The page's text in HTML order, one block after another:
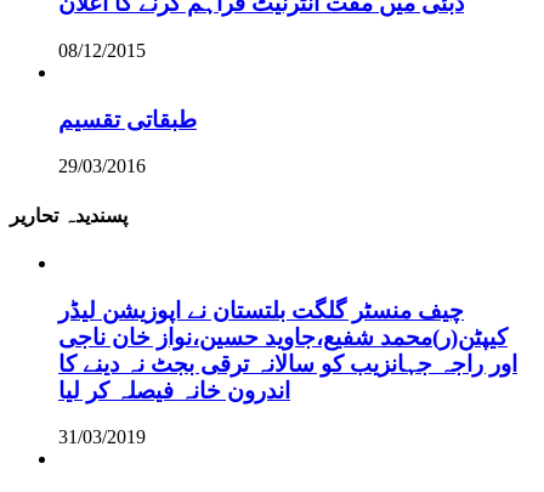
08/12/2015
طبقاتی تقسیم
29/03/2016
پسندیدہ تحاریر
چیف منسٹر گلگت بلتستان نے اپوزیشن لیڈر
کیپٹن(ر)محمد شفیع،جاوید حسین،نواز خان ناجی
اور راجہ جہانزیب کو سالانہ ترقی بجٹ نہ دینے کا
اندرون خانہ فیصلہ کر لیا
31/03/2019